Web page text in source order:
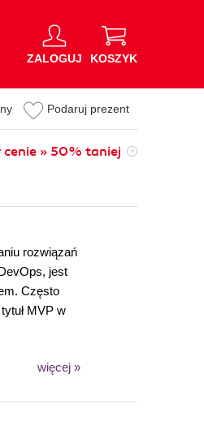
ZALOGUJ KOSZYK
Podaruj prezent
cenie » 50% taniej
rozwiązań
jest
Często
MVP w
więcej »